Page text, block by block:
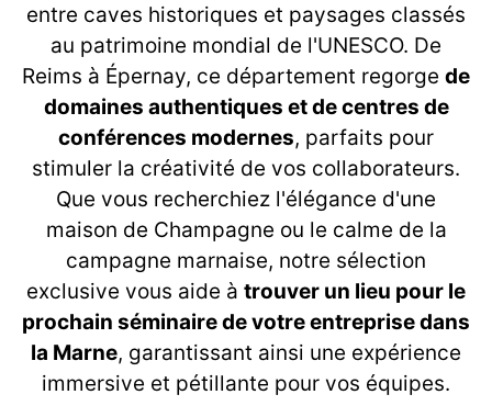
entre caves historiques et paysages classés
au patrimoine mondial de l'UNESCO. De
Reims à Épernay, ce département regorge de
domaines authentiques et de centres de
conférences modernes, parfaits pour
stimuler la créativité de vos collaborateurs.
Que vous recherchiez l'élégance d'une
maison de Champagne ou le calme de la
campagne marnaise, notre sélection
exclusive vous aide à trouver un lieu pour le
prochain séminaire de votre entreprise dans
la Marne, garantissant ainsi une expérience
immersive et pétillante pour vos équipes.